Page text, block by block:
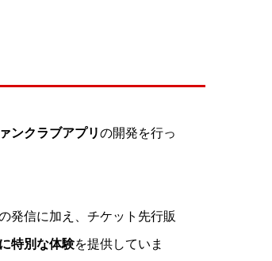
ンクラブアプリの開発を行っ
発信に加え、チケット先行販
特別な体験を提供していま